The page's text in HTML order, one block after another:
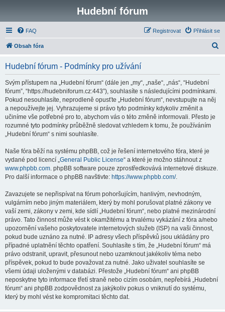
Hudební fórum
FAQ Přihlásit se
Registrovat
Obsah fóra
Hudební fórum - Podmínky pro užívání
Svým přístupem na „Hudební fórum“ (dále jen „my“, „naše“, „nás“, “Hudební
fórum”, “https://hudebniforum.cz:443”), souhlasíte s následujícími podmínkami.
Pokud nesouhlasíte, neprodleně opusťte „Hudební fórum“, nevstupujte na něj
a nepoužívejte jej. Vyhrazujeme si právo tyto podmínky kdykoliv změnit a
učiníme vše potřebné pro to, abychom vás o této změně informovali. Přesto je
rozumné tyto podmínky průběžně sledovat vzhledem k tomu, že používáním
„Hudební fórum“ s nimi souhlasíte.
Naše fóra běží na systému phpBB, což je řešení internetového fóra, které je
vydané pod licencí „General Public License“ a které je možno stáhnout z
www.phpbb.com. phpBB software pouze zprostředkovává internetové diskuze.
Pro další informace o phpBB navštivte: https://www.phpbb.com/.
Zavazujete se nepřispívat na fórum pohoršujícím, hanlivým, nevhodným,
vulgárním nebo jiným materiálem, který by mohl porušovat platné zákony ve
vaší zemi, zákony v zemi, kde sídlí „Hudební fórum“, nebo platné mezinárodní
právo. Tato činnost může vést k okamžitému a trvalému vykázání z fóra a/nebo
upozornění vašeho poskytovatele internetových služeb (ISP) na vaši činnost,
pokud bude uznáno za nutné. IP adresy všech příspěvků jsou ukládány pro
případné uplatnění těchto opatření. Souhlasíte s tím, že „Hudební fórum“ má
právo odstranit, upravit, přesunout nebo uzamknout jakékoliv téma nebo
příspěvek, pokud to bude považovat za nutné. Jako uživatel souhlasíte se
všemi údaji uloženými v databázi. Přestože „Hudební fórum“ ani phpBB
neposkytne tyto informace třetí straně nebo cizím osobám, nepřebírá „Hudební
fórum“ ani phpBB zodpovědnost za jakýkoliv pokus o vniknutí do systému,
který by mohl vést ke kompromitaci těchto dat.